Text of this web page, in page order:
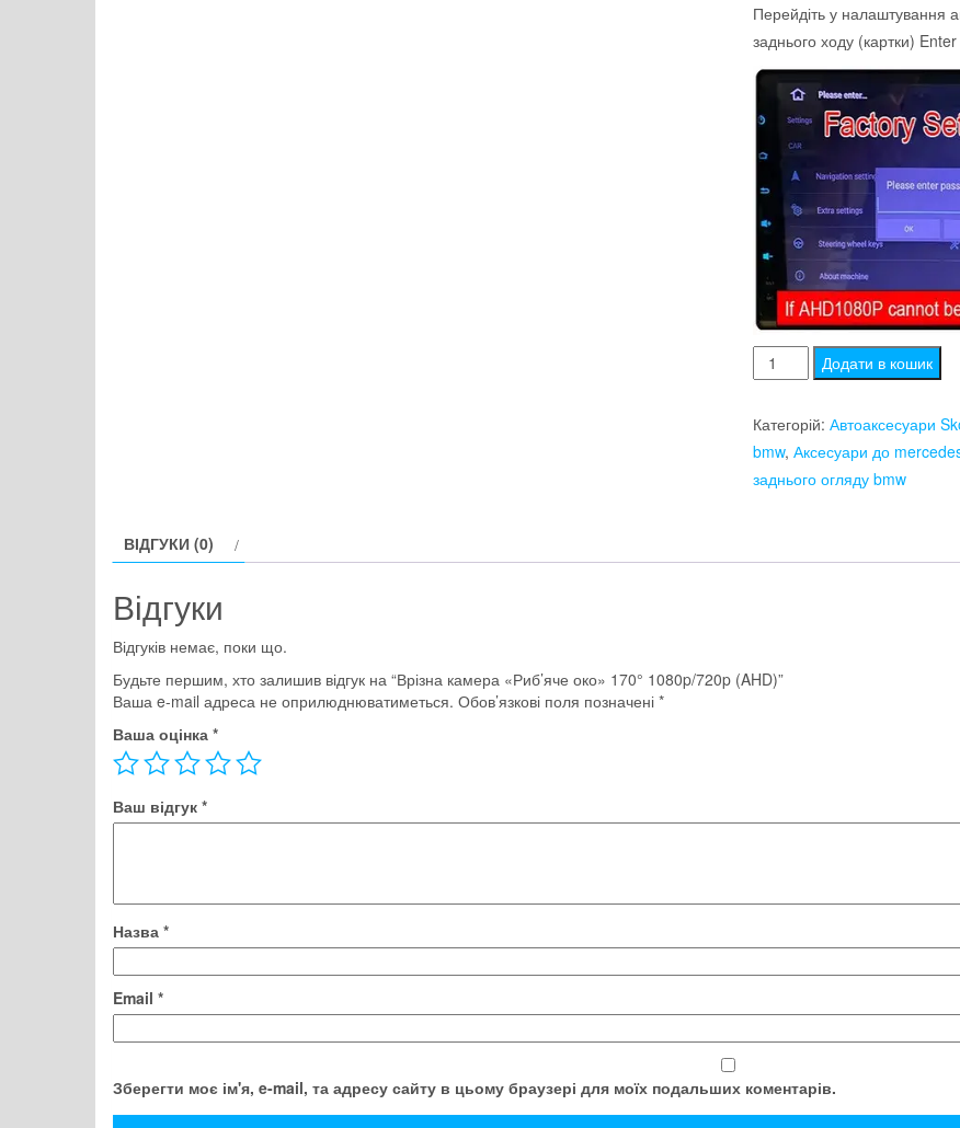
Перейдіть у налаштування
заднього ходу (картки)
Врізна
камера
1080p/720p
Додати в кошик
Категорій: Автоаксесуари
bmw, Аксесуари до
заднього огляду bmw
ВІДГУКИ (0)
Відгуки
Відгуків немає, поки що.
Будьте першим, хто залишив відгук на “Врізна камера «Риб’яче око» 170° 1080p/720p (AHD)”
Ваша e-mail адреса не оприлюднюватиметься. Обов’язкові поля позначені *
Ваша оцінка *
Ваш відгук *
Назва *
Email *
Зберегти моє ім'я, e-mail, та адресу сайту в цьому браузері для моїх подальших коментарів.